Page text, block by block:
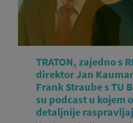
TRATON, zajedno s
direktor Jan
Frank Straube s TU
su podcast u kojem
detaljnije